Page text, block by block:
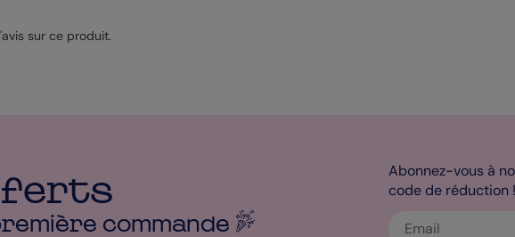
sur ce produit.
commande
Abonnez-vous à
code de réduction !